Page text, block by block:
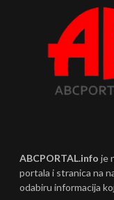
ABCPORTAL.info je
portala i stranica na
odabiru informacija